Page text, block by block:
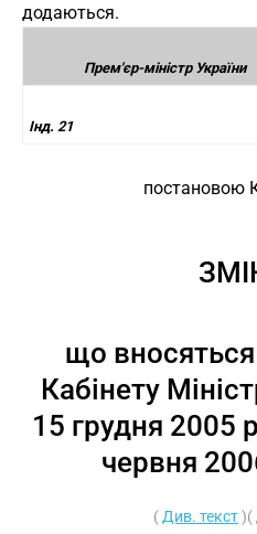
додаються.
Прем'єр-міністр України
Інд. 21
постановою
що
Кабінету
15 грудня 2005
червня
( Див. текст)(